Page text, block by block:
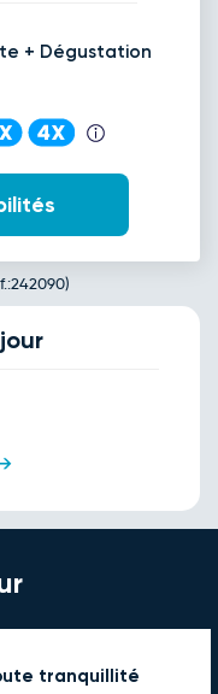
+ Dégustation
tranquillité